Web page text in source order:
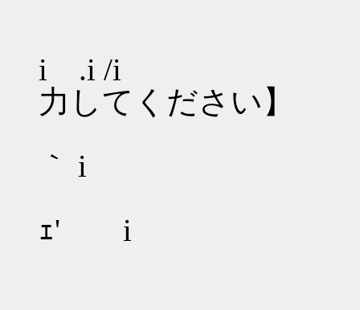
i .i /i 【使用
力してください】
｀ i
ｪ' i